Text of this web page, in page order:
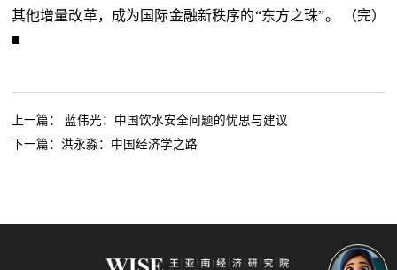
其他增量改革，成为国际金融新秩序的“东方之珠”。 （完）
■
上一篇： 蓝伟光：中国饮水安全问题的忧思与建议
下一篇： 洪永淼：中国经济学之路